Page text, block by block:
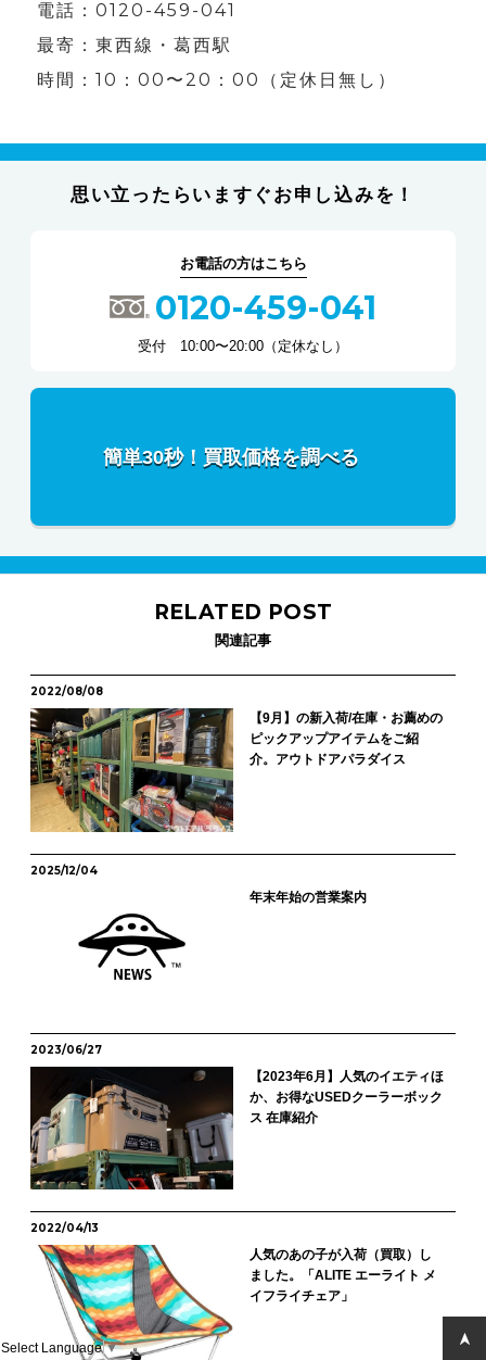
電話：0120-459-041
最寄：東西線・葛西駅
時間：10：00〜20：00（定休日無し）
思い立ったらいますぐお申し込みを！
お電話の方はこちら
0120-459-041
受付 10:00〜20:00（定休なし）
簡単30秒！買取価格を調べる
RELATED POST
関連記事
2022/08/08
【9月】の新入荷/在庫・お薦めの
ピックアップアイテムをご紹
介。アウトドアパラダイス
2025/12/04
年末年始の営業案内
2023/06/27
【2023年6月】人気のイエティほ
か、お得なUSEDクーラーボック
ス 在庫紹介
2022/04/13
人気のあの子が入荷（買取）し
ました。「ALITE エーライト メ
イフライチェア」
Select Language ▼